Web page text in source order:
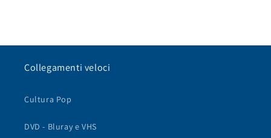
Collegamenti veloci
Cultura Pop
DVD - Bluray e VHS